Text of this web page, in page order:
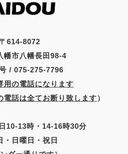
〒614-8072
幡市八幡長田98-4
/ 075-275-7796
用の電話になります
電話は全てお断り致します）
10-13時・14-16時30分
・日曜日・祝日